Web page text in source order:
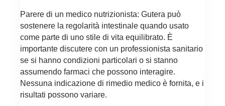
Parere di un medico nutrizionista: Gutera può
sostenere la regolarità intestinale quando usato
come parte di uno stile di vita equilibrato. È
importante discutere con un professionista sanitario
se si hanno condizioni particolari o si stanno
assumendo farmaci che possono interagire.
Nessuna indicazione di rimedio medico è fornita, e i
risultati possono variare.